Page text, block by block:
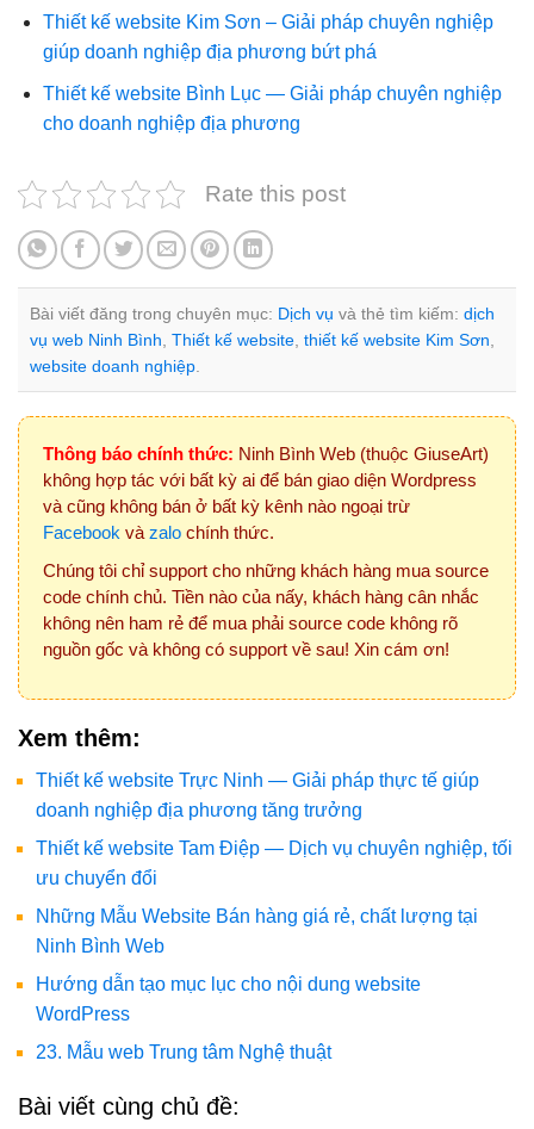
Thiết kế website Kim Sơn – Giải pháp chuyên nghiệp
giúp doanh nghiệp địa phương bứt phá
Thiết kế website Bình Lục — Giải pháp chuyên nghiệp
cho doanh nghiệp địa phương
Rate this post
Bài viết đăng trong chuyên mục: Dịch vụ và thẻ tìm kiếm: dịch
vụ web Ninh Bình Thiết kế website thiết kế website Kim Sơn
website doanh nghiệp
Thông báo chính thức: Ninh Bình Web (thuộc GiuseArt)
không hợp tác với bất kỳ ai để bán giao diện Wordpress
và cũng không bán ở bất kỳ kênh nào ngoại trừ
Facebook và zalo chính thức.
Chúng tôi chỉ support cho những khách hàng mua source
code chính chủ. Tiền nào của nấy, khách hàng cân nhắc
không nên ham rẻ để mua phải source code không rõ
nguồn gốc và không có support về sau! Xin cám ơn!
Xem thêm:
Thiết kế website Trực Ninh — Giải pháp thực tế giúp
doanh nghiệp địa phương tăng trưởng
Thiết kế website Tam Điệp — Dịch vụ chuyên nghiệp, tối
ưu chuyển đổi
Những Mẫu Website Bán hàng giá rẻ, chất lượng tại
Ninh Bình Web
Hướng dẫn tạo mục lục cho nội dung website
WordPress
23. Mẫu web Trung tâm Nghệ thuật
Bài viết cùng chủ đề: